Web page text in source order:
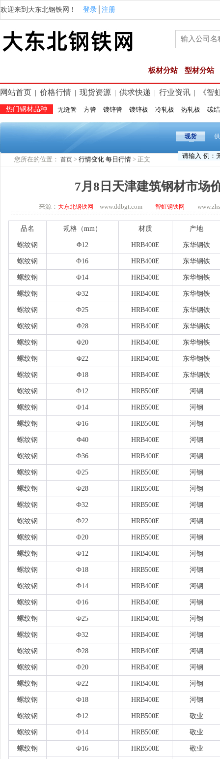
欢迎来到大东北钢铁网！ 登录 注册
板材分站 型材分站
网站首页 价格行情 现货资源 供求快递 行业资讯 《智
热门钢材品种 无缝管 方管 镀锌管 镀锌板 冷轧板 热轧板 碳
现货
您所在的位置： 首页 > 行情变化 每日行情 > 正文
7月8日天津建筑钢材市场
来源： 大东北钢铁网 www.ddbgt.com 智虹钢铁网
品名 规格（mm） 材质 产地
螺纹钢 Φ12 HRB400E 东华钢铁
螺纹钢 Ф16 HRB400E 东华钢铁
螺纹钢 Ф14 HRB400E 东华钢铁
螺纹钢 Ф32 HRB400E 东华钢铁
螺纹钢 Ф25 HRB400E 东华钢铁
螺纹钢 Φ28 HRB400E 东华钢铁
螺纹钢 Φ20 HRB400E 东华钢铁
螺纹钢 Φ22 HRB400E 东华钢铁
螺纹钢 Φ18 HRB400E 东华钢铁
螺纹钢 Ф12 HRB500E 河钢
螺纹钢 Ф14 HRB500E 河钢
螺纹钢 Ф16 HRB500E 河钢
螺纹钢 Φ40 HRB400E 河钢
螺纹钢 Ф36 HRB400E 河钢
螺纹钢 Ф25 HRB500E 河钢
螺纹钢 Ф28 HRB500E 河钢
螺纹钢 Ф32 HRB500E 河钢
螺纹钢 Ф22 HRB500E 河钢
螺纹钢 Ф20 HRB500E 河钢
螺纹钢 Ф12 HRB400E 河钢
螺纹钢 Ф18 HRB500E 河钢
螺纹钢 Ф14 HRB400E 河钢
螺纹钢 Ф16 HRB400E 河钢
螺纹钢 Ф25 HRB400E 河钢
螺纹钢 Ф32 HRB400E 河钢
螺纹钢 Ф28 HRB400E 河钢
螺纹钢 Ф20 HRB400E 河钢
螺纹钢 Ф22 HRB400E 河钢
螺纹钢 Ф18 HRB400E 河钢
螺纹钢 Ф12 HRB500E 敬业
螺纹钢 Ф14 HRB500E 敬业
螺纹钢 Ф16 HRB500E 敬业